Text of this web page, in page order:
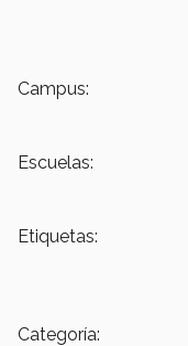
Campus:
Escuelas:
Etiquetas:
Categoría: